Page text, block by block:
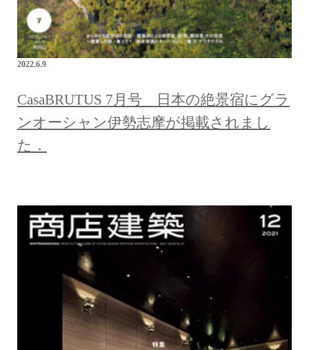
2022.6.9
CasaBRUTUS 7月号 日本の絶景宿にグラ
ンオーシャン伊勢志摩が掲載されまし
た．